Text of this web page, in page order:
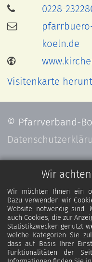
Wir
Wir möchten Ihnen ein
Dazu verwenden wir
Website notwendig sind.
auch Cookies, die zur
Statistikzwecken genutzt
welche Kategorien Sie
dass auf Basis Ihrer
Funktionalitäten der
0228-
koeln.de
Visitenkarte
© Pfarrverband-